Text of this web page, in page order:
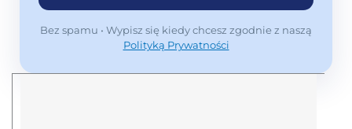
Bez spamu • Wypisz się kiedy chcesz zgodnie z naszą
Polityką Prywatności